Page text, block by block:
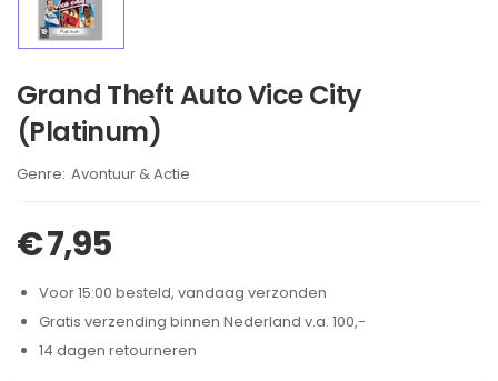
Grand Theft Auto Vice City
(Platinum)
Brand:
Avontuur & Actie
€7,95
Voor 15:00 besteld, vandaag verzonden
Gratis verzending binnen Nederland v.a. 100,-
14 dagen retourneren